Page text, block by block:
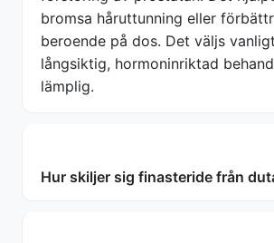
bromsa håruttunning eller
beroende på dos. Det väljs
långsiktig, hormoninriktad
lämplig.
Hur skiljer sig finasteride från